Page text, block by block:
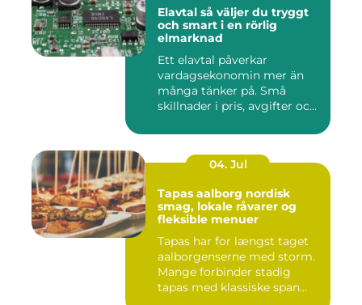
Elavtal så väljer du tryggt
och smart i en rörlig
elmarknad
Ett elavtal påverkar
vardagsekonomin mer än
många tänker på. Små
skillnader i pris, avgifter och
04. Jul
Tapas aalborg nordisk
smag, lokale råvarer og
fleksible menuer
Tapas har for længst taget
aalborgenserne med storm.
Mange forbinder stadig
tapas med klassiske span...